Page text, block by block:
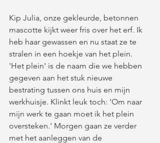
Kip Julia, onze gekleurde, betonnen
mascotte kijkt weer fris over het erf. Ik
heb haar gewassen en nu staat ze te
stralen in een hoekje van het plein.
'Het plein' is de naam die we hebben
gegeven aan het stuk nieuwe
bestrating tussen ons huis en mijn
werkhuisje. Klinkt leuk toch: 'Om naar
mijn werk te gaan moet ik het plein
oversteken.' Morgen gaan ze verder
met het aanleggen van de